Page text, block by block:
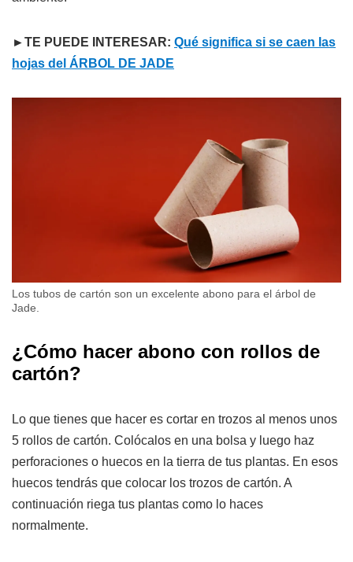
►TE PUEDE INTERESAR: Qué significa si se caen las
hojas del ÁRBOL DE JADE
Los tubos de cartón son un excelente abono para el árbol de
Jade.
¿Cómo hacer abono con rollos de
cartón?
Lo que tienes que hacer es cortar en trozos al menos unos
5 rollos de cartón. Colócalos en una bolsa y luego haz
perforaciones o huecos en la tierra de tus plantas. En esos
huecos tendrás que colocar los trozos de cartón. A
continuación riega tus plantas como lo haces
normalmente.